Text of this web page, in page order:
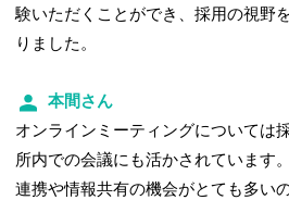
験いただくことができ、採用の視野
りました。
本間さん
オンラインミーティングについては
所内での会議にも活かされています
連携や情報共有の機会がとても多い